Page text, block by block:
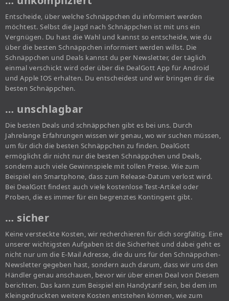
Entscheide, über welche Schnäppchen du informiert werden
möchtest. Selbst die Jagd nach Schnäppchen ist mit uns ein
Vergnügen. Du hast die Wahl und kannst so entscheide, wie du
über die besten Schnäppchen informiert werden willst. Die
Schnäppchen und Deals kannst du per Newsletter, der täglich
einmal verschickt wird oder über die DealGott App für Android
und Apple IOS erhalten. Du entscheidest und wir bringen dir die
besten Schnäppchen.
… unschlagbar
Die besten Deals und schnäppchen gibt es bei uns. Durch
Jahrelange Erfahrungen wissen wir genau, wo wir suchen müssen,
um für dich die besten Schnäppchen zu finden. DealGott
ermöglicht dir nicht nur die besten Schnäppchen und Deals,
sondern auch viele Gewinnspiele mit tollen Preise. Wie zum
Beispiel ein Smartphone, dass zum Release-Datum verlost wird.
Bei DealGott findest auch viele kostenlose Test-Artikel oder
Proben, die es immer für ein begrenztes Kontingent gibt.
… sicher
Keine versteckte Kosten, wir recherchieren für dich sorgfältig. Eine
unserer wichtigsten Aufgaben ist die Sicherheit und dabei geht es
nicht nur um die E-Mail Adresse, die du uns für den Schnäppchen-
Newsletter gegeben hast, sondern auch darum, dass wir uns den
Händler genau anschauen, bevor wir über einen Deal von Diesem
berichten. Das kann zum Beispiel ein Handytarif sein, bei dem im
Kleingedruckten weitere Kosten entstehen können, wie zum